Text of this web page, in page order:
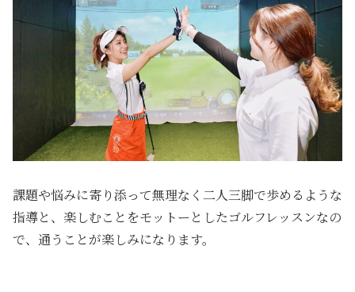
課題や悩みに寄り添って無理なく二人三脚で歩めるような
指導と、楽しむことをモットーとしたゴルフレッスンなの
で、通うことが楽しみになります。